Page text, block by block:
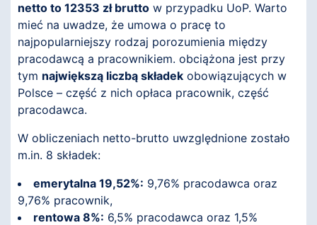
netto to 12353 zł brutto w przypadku UoP. Warto
mieć na uwadze, że umowa o pracę to
najpopularniejszy rodzaj porozumienia między
pracodawcą a pracownikiem. obciążona jest przy
tym największą liczbą składek obowiązujących w
Polsce – część z nich opłaca pracownik, część
pracodawca.
W obliczeniach netto-brutto uwzględnione zostało
m.in. 8 składek:
emerytalna 19,52%: 9,76% pracodawca oraz
9,76% pracownik,
rentowa 8%: 6,5% pracodawca oraz 1,5%